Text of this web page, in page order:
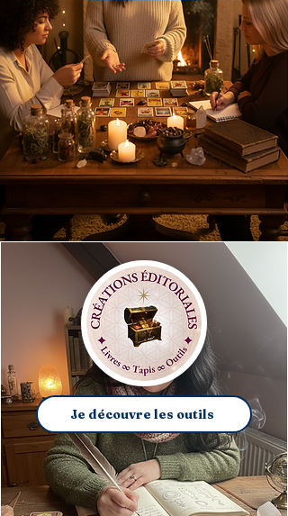
Je découvre les outils